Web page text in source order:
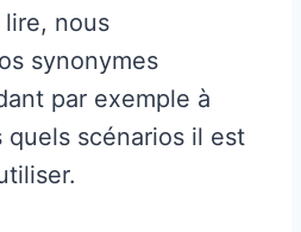
nous
synonymes
par exemple à
quels scénarios il est